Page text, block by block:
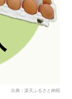
出典：楽天ふるさと納税